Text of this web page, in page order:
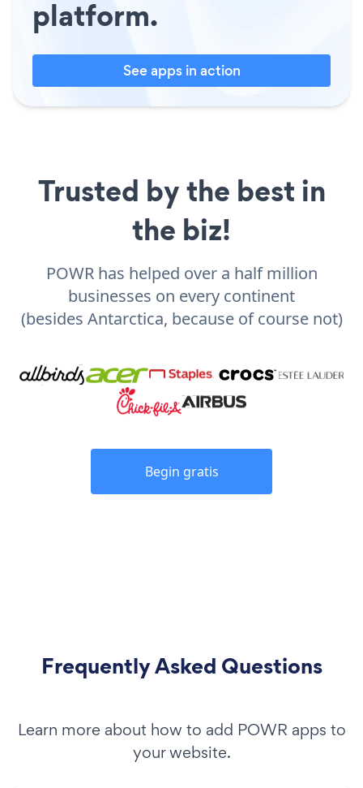
platform.
See apps in action
Trusted by the best in
the biz!
POWR has helped over a half million
businesses on every continent
(besides Antarctica, because of course not)
Begin gratis
Frequently Asked Questions
Learn more about how to add POWR apps to
your website.